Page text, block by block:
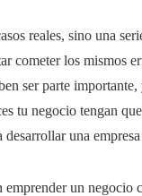
reales, sino una
cometer los mismos
ser parte
tu negocio tengan
una
un